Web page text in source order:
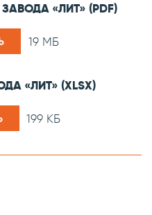
«ЛИТ» (PDF)
19 МБ
«ЛИТ» (XLSX)
199 КБ